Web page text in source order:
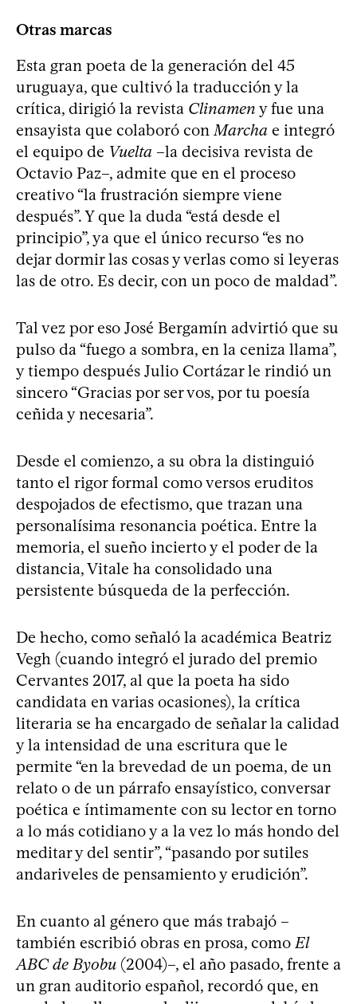
Otras marcas
Esta gran poeta de la generación del 45
uruguaya, que cultivó la traducción y la
crítica, dirigió la revista Clinamen y fue una
ensayista que colaboró conMarcha e integró
el equipo de Vuelta –la decisiva revista de
Octavio Paz–, admite que en el proceso
creativo “la frustración siempre viene
después”. Y que la duda “está desde el
principio”, ya que el único recurso “es no
dejar dormir las cosas y verlas como si leyeras
las de otro. Es decir, con un poco de maldad”.
Tal vez por eso José Bergamín advirtió que su
pulso da “fuego a sombra, en la ceniza llama”,
y tiempo después Julio Cortázar le rindió un
sincero “Gracias por ser vos, por tu poesía
ceñida y necesaria”.
Desde el comienzo, a su obra la distinguió
tanto el rigor formal como versos eruditos
despojados de efectismo, que trazan una
personalísima resonancia poética. Entre la
memoria, el sueño incierto y el poder de la
distancia, Vitale ha consolidado una
persistente búsqueda de la perfección.
De hecho, como señaló la académica Beatriz
Vegh (cuando integró el jurado del premio
Cervantes 2017, al que la poeta ha sido
candidata en varias ocasiones), la crítica
literaria se ha encargado de señalar la calidad
y la intensidad de una escritura que le
permite “en la brevedad de un poema, de un
relato o de un párrafo ensayístico, conversar
poética e íntimamente con su lector en torno
a lo más cotidiano y a la vez lo más hondo del
meditar y del sentir”, “pasando por sutiles
andariveles de pensamiento y erudición”.
En cuanto al género que más trabajó –
también escribió obras en prosa, comoEl
ABC de Byobu (2004)–, el año pasado, frente a
un gran auditorio español, recordó que, en